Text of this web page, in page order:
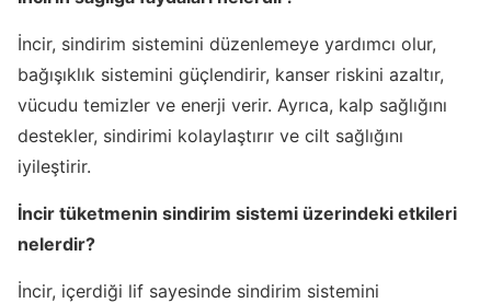
İncir, sindirim sistemini düzenlemeye yardımcı olur,
bağışıklık sistemini güçlendirir, kanser riskini azaltır,
vücudu temizler ve enerji verir. Ayrıca, kalp sağlığını
destekler, sindirimi kolaylaştırır ve cilt sağlığını
iyileştirir.
İncir tüketmenin sindirim sistemi üzerindeki etkileri
nelerdir?
İncir, içerdiği lif sayesinde sindirim sistemini